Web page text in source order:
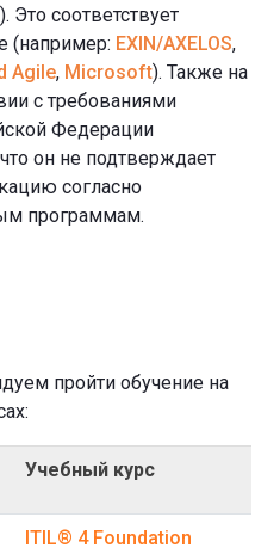
Это соответствует
(например: EXIN/AXELOS,
Agile, Microsoft). Также на
с требованиями
Федерации
он не подтверждает
согласно
программам.
пройти обучение на
Учебный курс
ITIL® 4 Foundation